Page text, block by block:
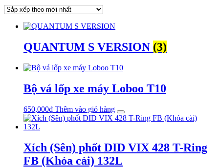
QUANTUM S VERSION (3)
Bộ vá lốp xe máy Loboo T10
650,000₫ Thêm vào giỏ hàng
Xích (Sên) phốt DID VIX 428 T-Ring
FB (Khóa cài) 132L